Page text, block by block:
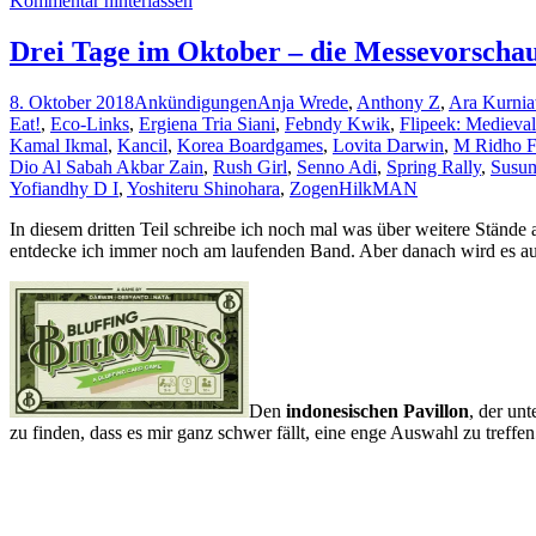
Drei Tage im Oktober – die
8. Oktober 2018AnkündigungenAnja Wrede, Anthony Z, Ara
Eat!, Eco-Links, Ergiena Tria Siani, Febndy Kwik, Flipeek: Medieval
Kamal Ikmal, Kancil, Korea Boardgames, Lovita Darwin, M Ridho
Dio Al Sabah Akbar Zain, Rush Girl, Senno Adi, Spring Rally,
Yofiandhy D I, Yoshiteru Shinohara, ZogenHilkMAN
In diesem dritten Teil schreibe ich noch mal was über weitere
entdecke ich immer noch am laufenden Band. Aber danach wird es
Den indonesischen Pavillon, der
zu finden, dass es mir ganz schwer fällt, eine enge Auswahl zu